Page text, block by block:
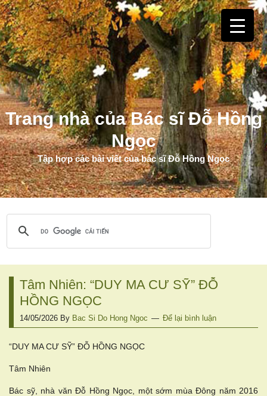
Trang nhà của Bác sĩ Đỗ Hồng
Ngọc
Tập hợp các bài viết của bác sĩ Đỗ Hồng Ngọc
Tâm Nhiên: “DUY MA CƯ SỸ” ĐỖ
HỒNG NGỌC
14/05/2026 By Bac Si Do Hong Ngoc Để lại bình luận
“DUY MA CƯ SỸ” ĐỖ HỒNG NGỌC
Tâm Nhiên
Bác sỹ, nhà văn Đỗ Hồng Ngọc, một sớm mùa Đông năm 2016